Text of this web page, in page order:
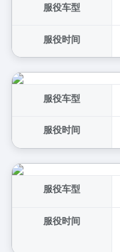
服役车型
服役时间
服役车型
服役时间
服役车型
服役时间